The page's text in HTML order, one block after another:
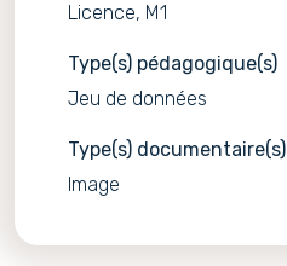
Licence, M1
Type(s) pédagogique(s)
Jeu de données
Type(s) documentaire(s)
Image